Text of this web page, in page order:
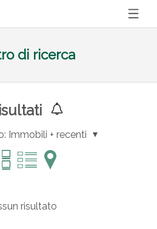
di ricerca
Immobili + recenti
risultato